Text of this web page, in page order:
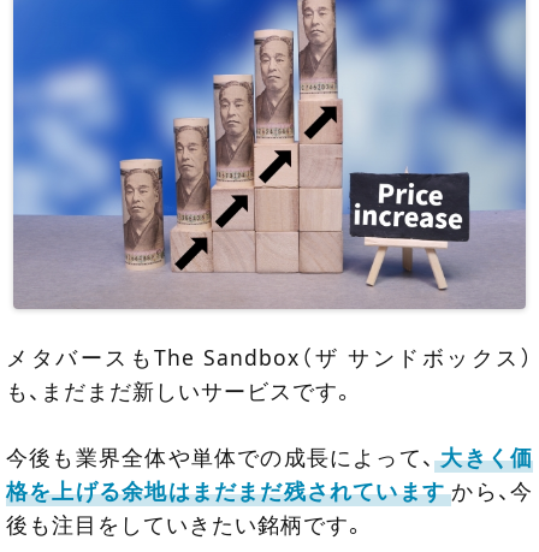
メタバースもThe Sandbox（ザ サンドボックス）
も、まだまだ新しいサービスです。
今後も業界全体や単体での成長によって、 大きく価
格を上げる余地はまだまだ残されています から、今
後も注目をしていきたい銘柄です。